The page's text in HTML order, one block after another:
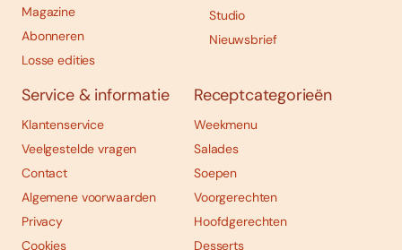
Magazine
Abonneren
Losse edities
Studio
Nieuwsbrief
Service & informatie
Klantenservice
Veelgestelde vragen
Contact
Algemene voorwaarden
Privacy
Cookies
Receptcategorieën
Weekmenu
Salades
Soepen
Voorgerechten
Hoofdgerechten
Desserts